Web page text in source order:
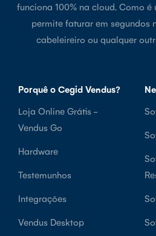
funciona 100% na cloud. Como é
permite faturar em segundos
cabeleireiro ou qualquer
Porquê o Cegid Vendus?
Loja Online Grátis -
Vendus Go
Hardware
Testemunhos
Integrações
Vendus Desktop